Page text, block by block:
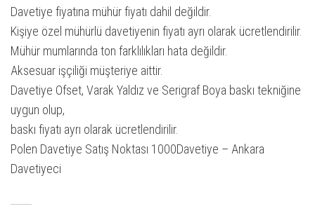
Davetiye fiyatına mühür fiyatı dahil değildir.
Kişiye özel mühürlü davetiyenin fiyatı ayrı olarak ücretlendirilir.
Mühür mumlarında ton farklılıkları hata değildir.
Aksesuar işçiliği müşteriye aittir.
Davetiye Ofset, Varak Yaldız ve Serigraf Boya baskı tekniğine
uygun olup,
baskı fiyatı ayrı olarak ücretlendirilir.
Polen Davetiye Satış Noktası 1000Davetiye – Ankara
Davetiyeci